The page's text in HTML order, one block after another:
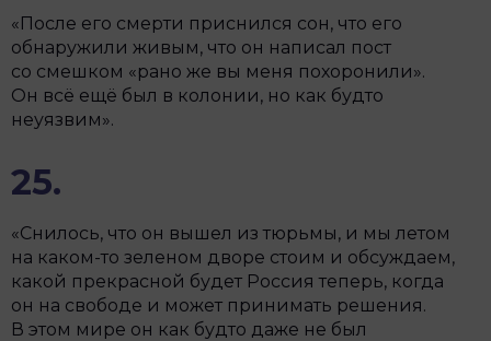
«После его смерти приснился сон, что его
обнаружили живым, что он написал пост
со смешком «рано же вы меня похоронили».
Он всё ещё был в колонии, но как будто
неуязвим».
25.
«Снилось, что он вышел из тюрьмы, и мы летом
на каком-то зеленом дворе стоим и обсуждаем,
какой прекрасной будет Россия теперь, когда
он на свободе и может принимать решения.
В этом мире он как будто даже не был